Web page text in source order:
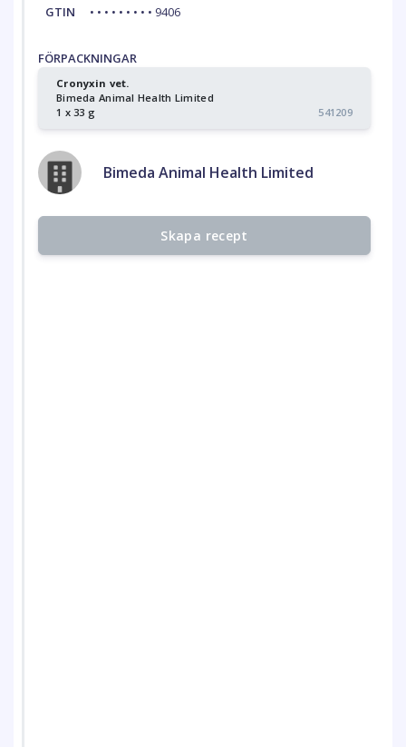
GTIN • • • • • • • • • 9406
FÖRPACKNINGAR
Cronyxin vet.
Bimeda Animal Health Limited
1 x 33 g
541209
Bimeda Animal Health Limited
Skapa recept